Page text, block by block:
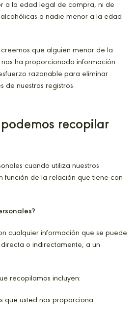
a la edad legal de compra, ni de
a nadie menor a la edad
que alguien menor de la
ha proporcionado información
razonable para eliminar
de nuestros registros.
recopilar
cuando utiliza nuestros
función de la relación que tiene con
cualquier información que se puede
o indirectamente, a un
recopilamos incluyen:
que usted nos proporciona